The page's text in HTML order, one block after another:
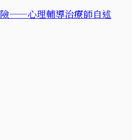
——心理輔導治療師自述